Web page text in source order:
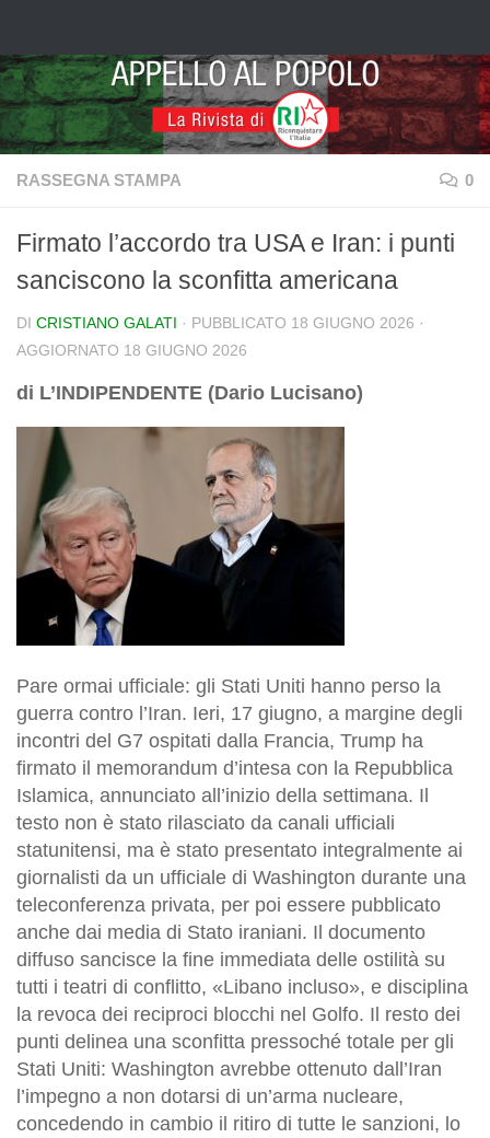
RASSEGNA STAMPA 0
Firmato l’accordo tra USA e Iran: i punti
sanciscono la sconfitta americana
DI CRISTIANO GALATI · PUBBLICATO 18 GIUGNO 2026 ·
AGGIORNATO 18 GIUGNO 2026
di L’INDIPENDENTE (Dario Lucisano)
Pare ormai ufficiale: gli Stati Uniti hanno perso la
guerra contro l’Iran. Ieri, 17 giugno, a margine degli
incontri del G7 ospitati dalla Francia, Trump ha
firmato il memorandum d’intesa con la Repubblica
Islamica, annunciato all’inizio della settimana. Il
testo non è stato rilasciato da canali ufficiali
statunitensi, ma è stato presentato integralmente ai
giornalisti da un ufficiale di Washington durante una
teleconferenza privata, per poi essere pubblicato
anche dai media di Stato iraniani. Il documento
diffuso sancisce la fine immediata delle ostilità su
tutti i teatri di conflitto, «Libano incluso», e disciplina
la revoca dei reciproci blocchi nel Golfo. Il resto dei
punti delinea una sconfitta pressoché totale per gli
Stati Uniti: Washington avrebbe ottenuto dall’Iran
l’impegno a non dotarsi di un’arma nucleare,
concedendo in cambio il ritiro di tutte le sanzioni, lo